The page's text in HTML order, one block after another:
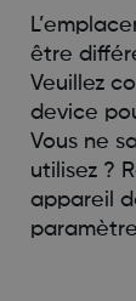
être
Veuillez
device
Vous ne
utilisez ?
appareil